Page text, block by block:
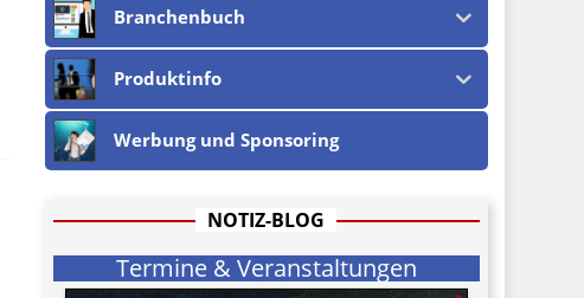
Branchenbuch
Produktinfo
Werbung und Sponsoring
NOTIZ-BLOG
Termine & Veranstaltungen